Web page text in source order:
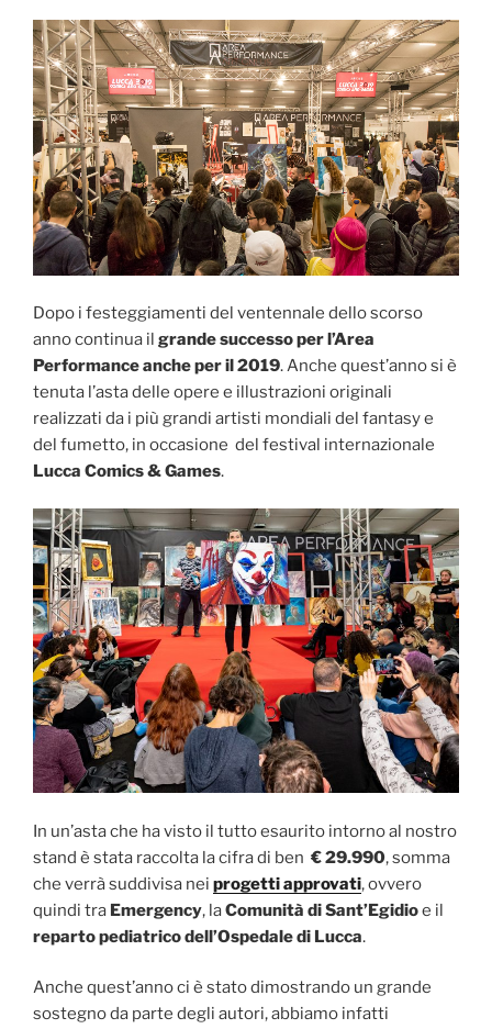
Dopo i festeggiamenti del ventennale dello scorso
anno continua il grande successo per l’Area
Performance anche per il 2019. Anche quest’anno si è
tenuta l’asta delle opere e illustrazioni originali
realizzati da i più grandi artisti mondiali del fantasy e
del fumetto, in occasione del festival internazionale
Lucca Comics & Games.
In un’asta che ha visto il tutto esaurito intorno al nostro
stand è stata raccolta la cifra di ben € 29.990, somma
che verrà suddivisa nei progetti approvati, ovvero
quindi tra Emergency, laComunità di Sant’Egidioe il
reparto pediatrico dell’Ospedale di Lucca.
Anche quest’anno ci è stato dimostrando un grande
sostegno da parte degli autori, abbiamo infatti